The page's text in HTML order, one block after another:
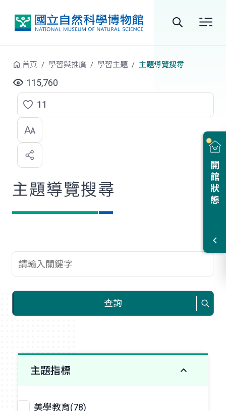
站
尋
開館狀態
首頁 學習與推廣 學習主題 主題導覽搜尋
115,760
點
選
喜
歡
11
主題導覽搜尋
查詢關鍵字
查詢
主題指標
美學教育(78)